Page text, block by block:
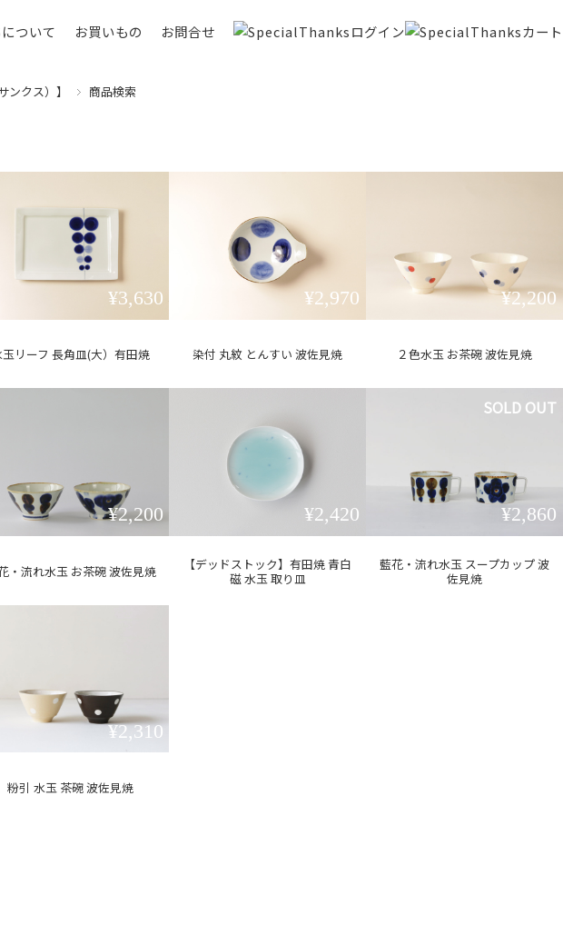
ついて お買いもの お問合せ
ンクス）】 商品検索
玉リーフ 長角皿(大）有田焼
¥3,630
染付 丸紋 とんすい 波佐見焼
¥2,970
２色水玉 お茶碗 波佐見焼
¥2,200
・流れ水玉 お茶碗 波佐見焼
¥2,200
【デッドストック】有田焼 青白
磁 水玉 取り皿
¥2,420
藍花・流れ水玉 スープカップ 波
佐見焼
¥2,860
SOLD OUT
粉引 水玉 茶碗 波佐見焼
¥2,310